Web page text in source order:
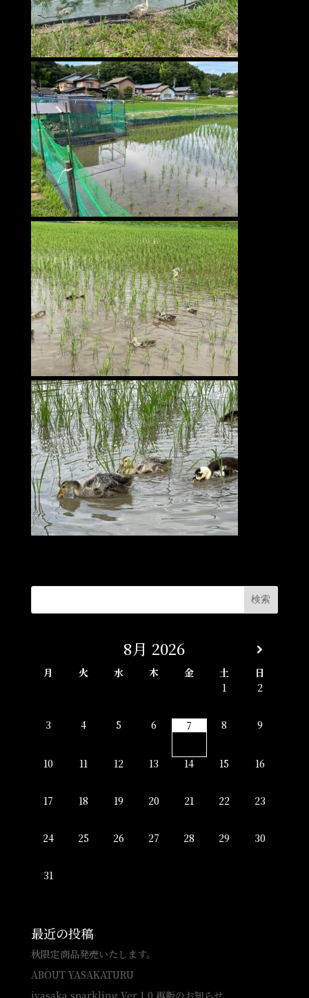
8月 2026
月 火 水 木 金 土
日
1
2
3 4 5 6 7 8 9
10 11 12 13 14 15 16
17 18 19 20 21 22 23
24 25 26 27 28 29 30
31
最近の投稿
秋限定商品発売いたします。
ABOUT YASAKATURU
iyasaka sparkling Ver.1.0 再販のお知らせ